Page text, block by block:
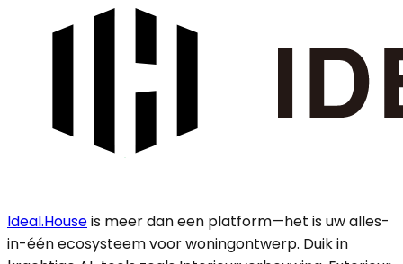
Ideal.Houseis meer dan een platform—het is uw alles-
in-één ecosysteem voor woningontwerp. Duik in